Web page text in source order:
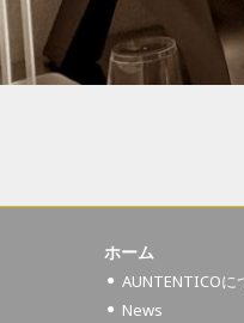
ホーム
AUNTENTICOに
News